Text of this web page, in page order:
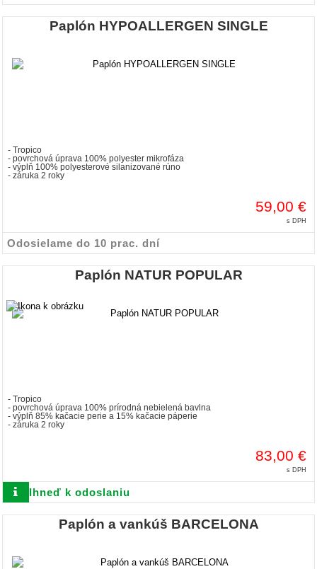
Paplón HYPOALLERGEN SINGLE
- Tropico
- povrchová úprava 100% polyester mikrofáza
- výplň 100% polyesterové silanizované rúno
- záruka 2 roky
59,00 €
s DPH
Odosielame do 10 prac. dní
Paplón NATUR POPULAR
- Tropico
- povrchová úprava 100% prírodná nebielená bavlna
- výplň 85% kačacie perie a 15% kačacie páperie
- záruka 2 roky
83,00 €
s DPH
Ihneď k odoslaniu
Paplón a vankúš BARCELONA